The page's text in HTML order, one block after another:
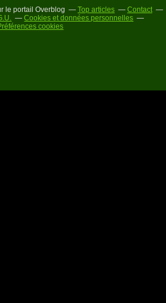
le portail Overblog Top articles
Contact
Cookies et données personnelles
cookies